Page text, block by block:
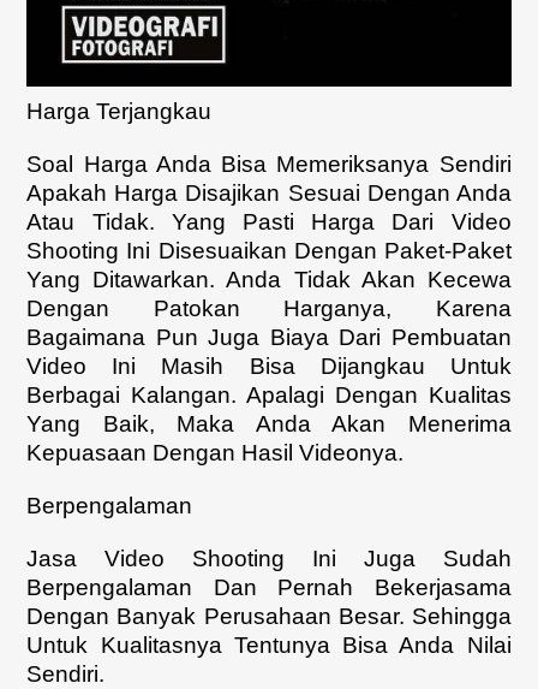
Harga Terjangkau
Soal Harga Anda Bisa Memeriksanya Sendiri
Apakah Harga Disajikan Sesuai Dengan Anda
Atau Tidak. Yang Pasti Harga Dari Video
Shooting Ini Disesuaikan Dengan Paket-Paket
Yang Ditawarkan. Anda Tidak Akan Kecewa
Dengan Patokan Harganya, Karena
Bagaimana Pun Juga Biaya Dari Pembuatan
Video Ini Masih Bisa Dijangkau Untuk
Berbagai Kalangan. Apalagi Dengan Kualitas
Yang Baik, Maka Anda Akan Menerima
Kepuasaan Dengan Hasil Videonya.
Berpengalaman
Jasa Video Shooting Ini Juga Sudah
Berpengalaman Dan Pernah Bekerjasama
Dengan Banyak Perusahaan Besar. Sehingga
Untuk Kualitasnya Tentunya Bisa Anda Nilai
Sendiri.